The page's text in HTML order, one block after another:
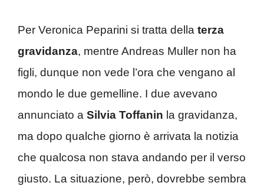
Per Veronica Peparini si tratta della terza
gravidanza, mentre Andreas Muller non ha
figli, dunque non vede l’ora che vengano al
mondo le due gemelline. I due avevano
annunciato a Silvia Toffanin la gravidanza,
ma dopo qualche giorno è arrivata la notizia
che qualcosa non stava andando per il verso
giusto. La situazione, però, dovrebbe sembra